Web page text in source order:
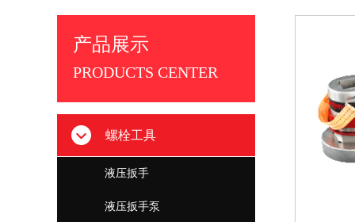
螺栓工具
液压扳手
液压扳手泵
产品展示
​PRODUCTS CENTER